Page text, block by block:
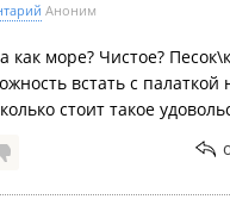
Аноним
как море? Чистое?
встать с палаткой
стоит такое